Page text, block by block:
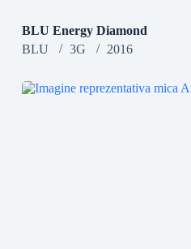
BLU Energy Diamond
BLU
3G 2016